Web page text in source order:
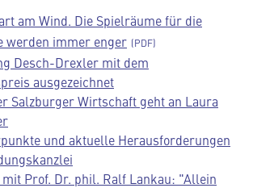
am Wind. Die Spielräume für die
werden immer enger
Desch-Drexler mit dem
ausgezeichnet
Salzburger Wirtschaft geht an Laura
und aktuelle Herausforderungen
Prof. Dr. phil. Ralf Lankau: "Allein